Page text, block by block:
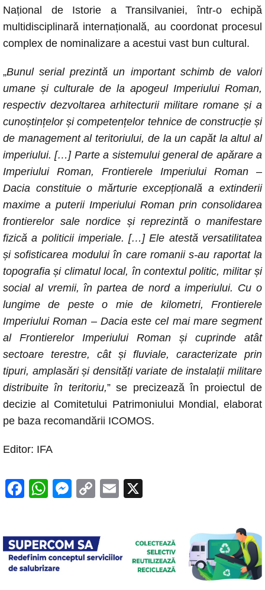
Național de Istorie a Transilvaniei, într-o echipă
multidisciplinarǎ internațională, au coordonat procesul
complex de nominalizare a acestui vast bun cultural.
„Bunul serial prezintă un important schimb de valori
umane și culturale de la apogeul Imperiului Roman,
respectiv dezvoltarea arhitecturii militare romane și a
cunoștințelor și competențelor tehnice de construcție și
de management al teritoriului, de la un capăt la altul al
imperiului. […] Parte a sistemului general de apărare a
Imperiului Roman, Frontierele Imperiului Roman –
Dacia constituie o mărturie excepțională a extinderii
maxime a puterii Imperiului Roman prin consolidarea
frontierelor sale nordice și reprezintă o manifestare
fizică a politicii imperiale. […] Ele atestă versatilitatea
și sofisticarea modului în care romanii s-au raportat la
topografia și climatul local, în contextul politic, militar și
social al vremii, în partea de nord a imperiului. Cu o
lungime de peste o mie de kilometri, Frontierele
Imperiului Roman – Dacia este cel mai mare segment
al Frontierelor Imperiului Roman și cuprinde atât
sectoare terestre, cât și fluviale, caracterizate prin
tipuri, amplasări și densități variate de instalații militare
distribuite în teritoriu,” se precizează în proiectul de
decizie al Comitetului Patrimoniului Mondial, elaborat
pe baza recomandării ICOMOS.
Editor: IFA
F
e
b
W
s
A
M
e
n
C
y
Li
E